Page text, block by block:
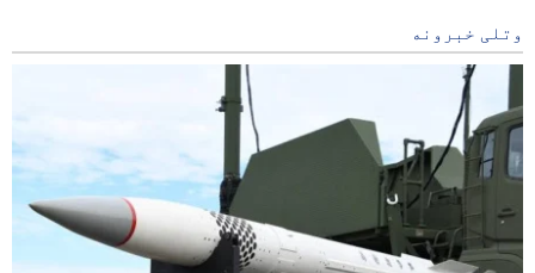
وتلی خبرونه